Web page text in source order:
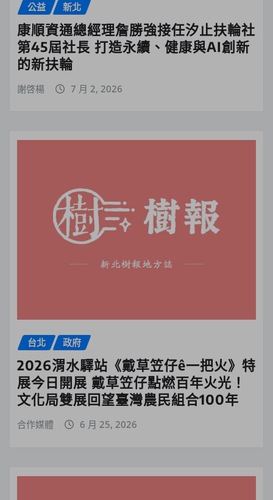
公益 新北
康順資通總經理詹勝強接任汐止扶輪社
第45屆社長 打造永續、健康與AI創新
的新扶輪
謝啓楊 7 月 2, 2026
台北 政府
2026渭水驛站《戴草笠仔ê一把火》特
展今日開展 戴草笠仔點燃百年火光！
文化局雙展回望臺灣農民組合100年
合作媒體 6 月 25, 2026